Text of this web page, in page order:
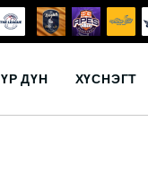
ҮР ДҮН ХҮСНЭГТ